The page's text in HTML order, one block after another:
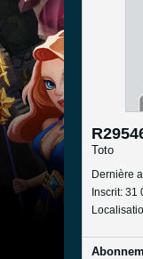
Toto
Dernière
Inscrit: 31